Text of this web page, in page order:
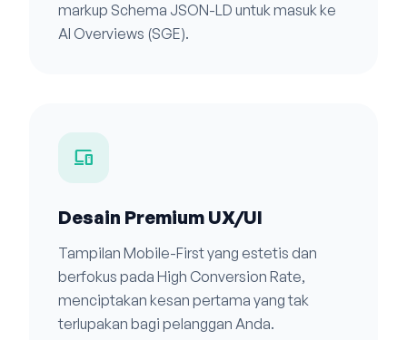
markup Schema JSON-LD untuk masuk ke
AI Overviews (SGE).
devices
Desain Premium UX/UI
Tampilan Mobile-First yang estetis dan
berfokus pada High Conversion Rate,
menciptakan kesan pertama yang tak
terlupakan bagi pelanggan Anda.